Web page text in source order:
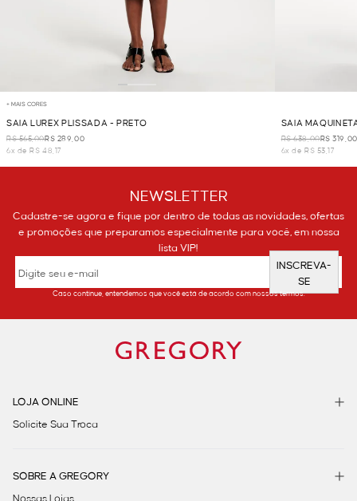
+ MAIS CORES
SAIA LUREX PLISSADA - PRETO
R$ 565,00R$ 289,00
6x de R$ 48,17
SAIA
R$ 638,00R$ 319,00
6x de R$ 53,17
NEWSLETTER
Cadastre-se agora e fique por dentro de todas as novidades, ofertas
e promoções que preparamos especialmente para você, em nossa
lista VIP!
INSCREVA-
SE
Caso continue, entendemos que você está de acordo com nossos termos.
LOJA ONLINE
Solicite Sua Troca
SOBRE A GREGORY